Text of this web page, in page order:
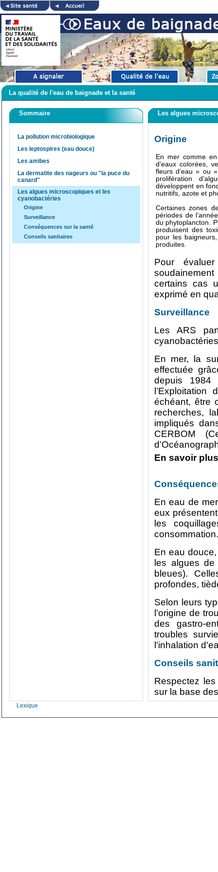
La qualité de l'eau de baignade et la santé
Sommaire Les algues
La pollution microbiologique
Les leptospires (eau douce)
Les amibes
La dermatite des nageurs ou "la puce du
canard"
Les algues microscopiques et les
cyanobactéries
Origine
Surveillance
Conséquences sur la santé
Conseils sanitaires
Origine
En mer comme
d’eaux colorées,
fleurs d’eau » ou
prolifération
développent en
nutritifs, azote et
Certaines zones
périodes de
du phytoplancton.
produisent des
pour les
produites.
Pour
certains cas
exprimé en
Surveillance
Les ARS
En mer, la
effectuée
depuis 1984
échéant, être
recherches,
impliqués
CERBOM
En savoir
En eau de
eux
les
En eau
les algues
bleues).
profondes,
Selon leurs
l'origine de
des gastro-
troubles
l'inhalation
Conseils
Respectez
sur la base
Lexique